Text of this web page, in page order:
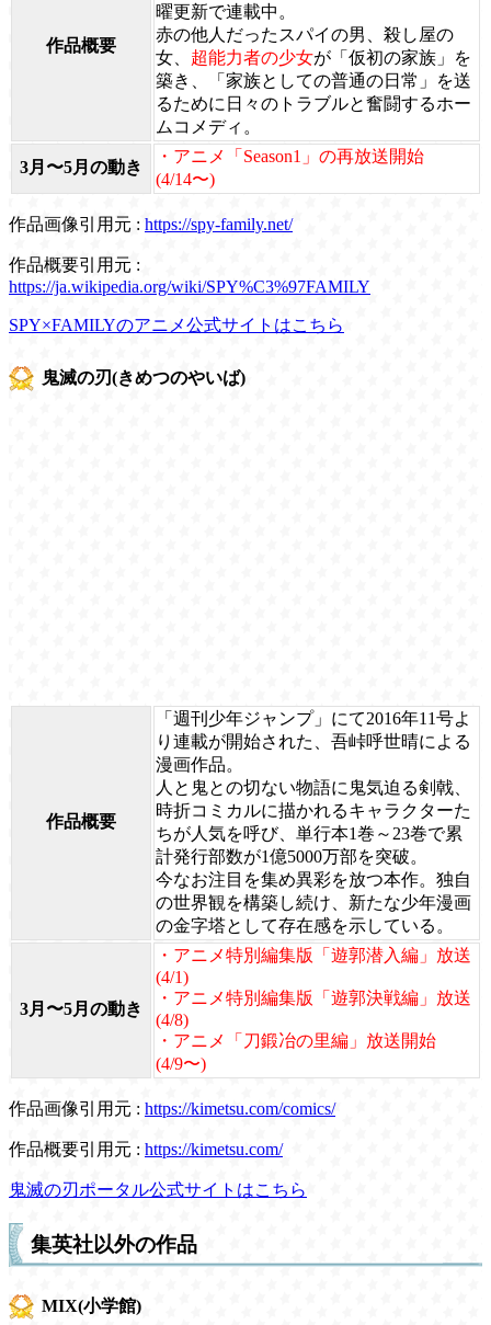
作品概要
曜更新で連載中。
赤の他人だったスパイの男、殺し屋の
女、 超能力者の少女が「仮初の家族」を
築き、「家族としての普通の日常」を送
るために日々のトラブルと奮闘するホー
ムコメディ。
3月〜5月の動き
・アニメ「Season1」の再放送開始
(4/14〜)
作品画像引用元 : https://spy-family.net/
作品概要引用元 :
https://ja.wikipedia.org/wiki/SPY%C3%97FAMILY
SPY×FAMILYのアニメ公式サイトはこちら
鬼滅の刃(きめつのやいば)
作品概要
「週刊少年ジャンプ」にて2016年11号よ
り連載が開始された、吾峠呼世晴による
漫画作品。
人と鬼との切ない物語に鬼気迫る剣戟、
時折コミカルに描かれるキャラクターた
ちが人気を呼び、単行本1巻～23巻で累
計発行部数が1億5000万部を突破。
今なお注目を集め異彩を放つ本作。独自
の世界観を構築し続け、新たな少年漫画
の金字塔として存在感を示している。
3月〜5月の動き
・アニメ特別編集版「遊郭潜入編」放送
(4/1)
・アニメ特別編集版「遊郭決戦編」放送
(4/8)
・アニメ「刀鍛冶の里編」放送開始
(4/9〜)
作品画像引用元 : https://kimetsu.com/comics/
作品概要引用元 : https://kimetsu.com/
鬼滅の刃ポータル公式サイトはこちら
集英社以外の作品
MIX(小学館)